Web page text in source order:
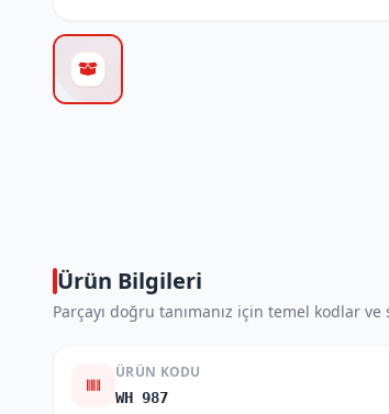
Ürün Bilgileri
Parçayı doğru tanımanız için temel kodlar ve
ÜRÜN KODU
WH 987